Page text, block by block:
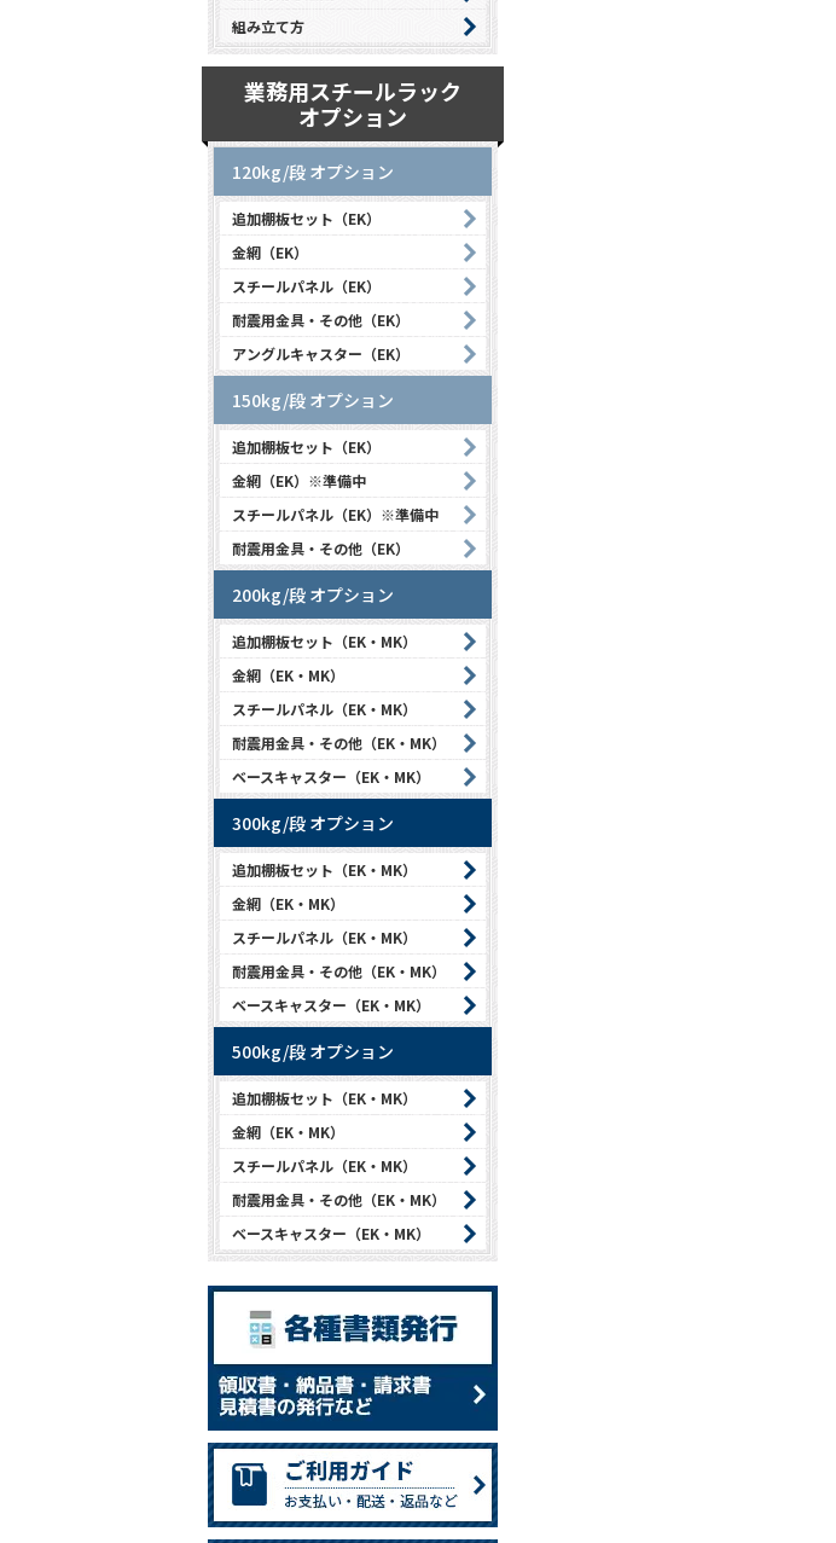
組み立て方
業務用スチールラック
オプション
120kg/段 オプション
追加棚板セット（EK）
金網（EK）
スチールパネル（EK）
耐震用金具・その他（EK）
アングルキャスター（EK）
150kg/段 オプション
追加棚板セット（EK）
金網（EK）※準備中
スチールパネル（EK）※準備中
耐震用金具・その他（EK）
200kg/段 オプション
追加棚板セット（EK・MK）
金網（EK・MK）
スチールパネル（EK・MK）
耐震用金具・その他（EK・MK）
ベースキャスター（EK・MK）
300kg/段 オプション
追加棚板セット（EK・MK）
金網（EK・MK）
スチールパネル（EK・MK）
耐震用金具・その他（EK・MK）
ベースキャスター（EK・MK）
500kg/段 オプション
追加棚板セット（EK・MK）
金網（EK・MK）
スチールパネル（EK・MK）
耐震用金具・その他（EK・MK）
ベースキャスター（EK・MK）